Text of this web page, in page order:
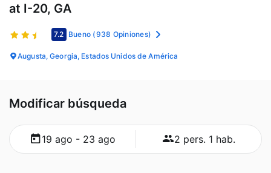
at I-20, GA
7.2 Bueno (938 Opiniones)
Augusta, Georgia, Estados Unidos de América
Modificar búsqueda
19 ago - 23 ago 2 pers. 1 hab.